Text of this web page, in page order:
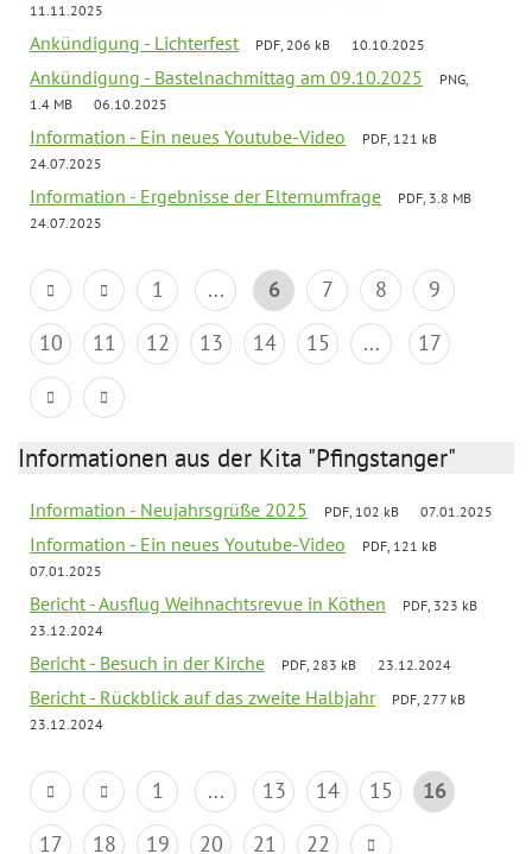
11.11.2025
Ankündigung - Lichterfest PDF, 206 kB 10.10.2025
Ankündigung - Bastelnachmittag am 09.10.2025
PNG,
1.4 MB
06.10.2025
Information - Ein neues Youtube-Video
PDF, 121 kB
24.07.2025
Information - Ergebnisse der Elternumfrage
PDF, 3.8 MB
24.07.2025
1 ... 6 7 8
9
10
11 12 13 14 15 ... 17
Informationen aus der Kita "Pfingstanger"
Information - Neujahrsgrüße 2025 PDF, 102 kB 07.01.2025
Information - Ein neues Youtube-Video
PDF, 121 kB
07.01.2025
Bericht - Ausflug Weihnachtsrevue in Köthen
PDF, 323 kB
23.12.2024
Bericht - Besuch in der Kirche PDF, 283 kB 23.12.2024
Bericht - Rückblick auf das zweite Halbjahr
PDF, 277 kB
23.12.2024
1 ... 13 14 15
16
17
18 19 20 21 22